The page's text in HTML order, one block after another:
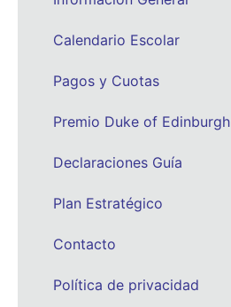
Calendario Escolar
Pagos y Cuotas
Premio Duke of Edinburgh
Declaraciones Guía
Plan Estratégico
Contacto
Política de privacidad